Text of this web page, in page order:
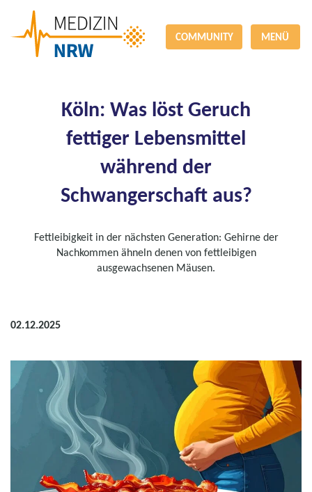
COMMUNITY MENÜ
Köln: Was löst Geruch
fettiger Lebensmittel
während der
Schwangerschaft aus?
Fettleibigkeit in der nächsten Generation: Gehirne der
Nachkommen ähneln denen von fettleibigen
ausgewachsenen Mäusen.
02.12.2025